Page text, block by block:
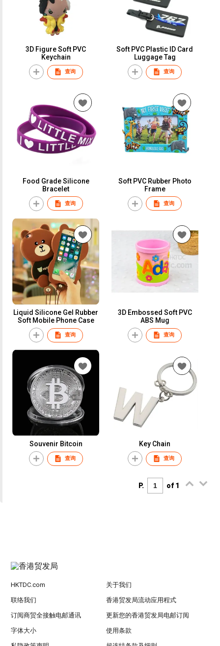
3D Figure Soft PVC
Keychain
查询
Soft PVC Plastic ID Card
Luggage Tag
查询
Food Grade Silicone
Bracelet
查询
Soft PVC Rubber Photo
Frame
查询
Liquid Silicone Gel Rubber
Soft Mobile Phone Case
查询
3D Embossed Soft PVC
ABS Mug
查询
Souvenir Bitcoin
查询
Key Chain
查询
P. of 1
HKTDC.com 关于我们
联络我们 香港贸发局流动应用程式
订阅商贸全接触电邮通讯 更新您的香港贸发局电邮订阅
字体大小 使用条款